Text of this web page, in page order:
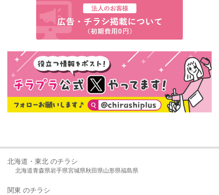
北海道・東北 のチラシ
北海道青森県岩手県宮城県秋田県山形県福島県
関東 のチラシ